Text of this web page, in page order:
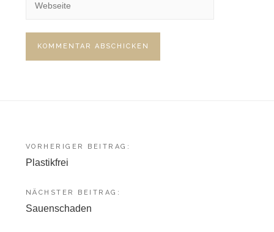
Beitragsnavigation
VORHERIGER BEITRAG:
Plastikfrei
NÄCHSTER BEITRAG:
Sauenschaden